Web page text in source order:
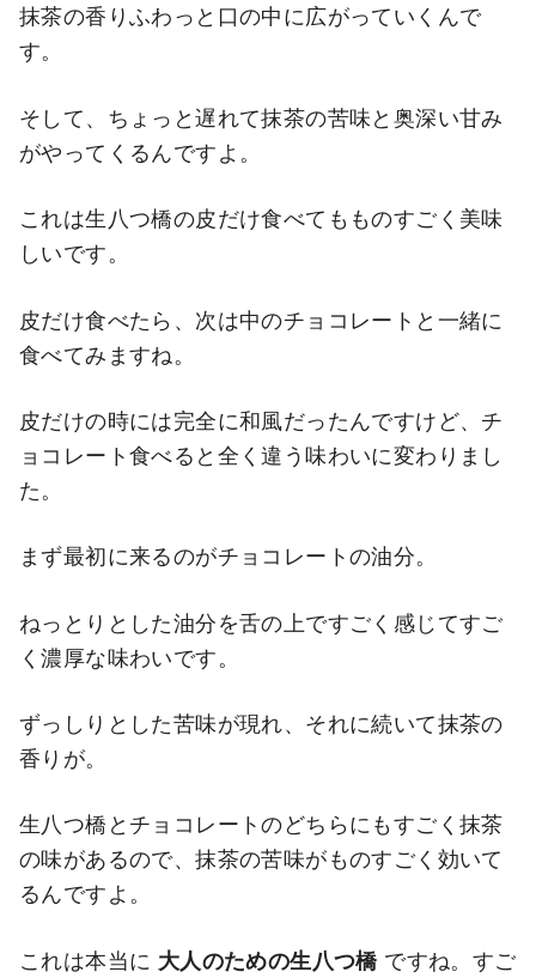
抹茶の香りふわっと口の中に広がっていくんで
す。
そして、ちょっと遅れて抹茶の苦味と奥深い甘み
がやってくるんですよ。
これは生八つ橋の皮だけ食べてもものすごく美味
しいです。
皮だけ食べたら、次は中のチョコレートと一緒に
食べてみますね。
皮だけの時には完全に和風だったんですけど、チ
ョコレート食べると全く違う味わいに変わりまし
た。
まず最初に来るのがチョコレートの油分。
ねっとりとした油分を舌の上ですごく感じてすご
く濃厚な味わいです。
ずっしりとした苦味が現れ、それに続いて抹茶の
香りが。
生八つ橋とチョコレートのどちらにもすごく抹茶
の味があるので、抹茶の苦味がものすごく効いて
るんですよ。
これは本当に 大人のための生八つ橋 ですね。すご